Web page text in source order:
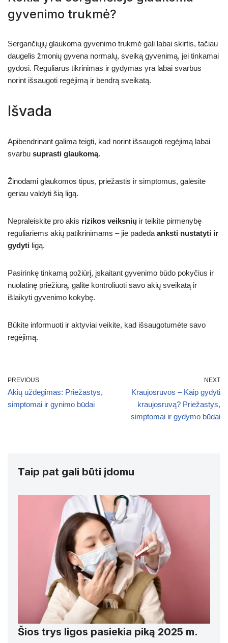
gyvenimo trukmė?
Sergančiųjų glaukoma gyvenimo trukmė gali labai skirtis, tačiau
daugelis žmonių gyvena normalų, sveiką gyvenimą, jei tinkamai
gydosi. Reguliarus tikrinimas ir gydymas yra labai svarbūs
norint išsaugoti regėjimą ir bendrą sveikatą.
Išvada
Apibendrinant galima teigti, kad norint išsaugoti regėjimą labai
svarbu suprasti glaukomą.
Žinodami glaukomos tipus, priežastis ir simptomus, galėsite
geriau valdyti šią ligą.
Nepraleiskite pro akis rizikos veiksnių ir teikite pirmenybę
reguliariems akių patikrinimams – jie padeda anksti nustatyti ir
gydyti ligą.
Pasirinkę tinkamą požiūrį, įskaitant gyvenimo būdo pokyčius ir
nuolatinę priežiūrą, galite kontroliuoti savo akių sveikatą ir
išlaikyti gyvenimo kokybę.
Būkite informuoti ir aktyviai veikite, kad išsaugotumėte savo
regėjimą.
PREVIOUS
Akių uždegimas: Priežastys,
simptomai ir gynimo būdai
NEXT
Kraujosrūvos – Kaip gydyti
kraujosruvą? Priežastys,
simptomai ir gydymo būdai
Taip pat gali būti įdomu
Šios trys ligos pasiekia piką 2025 m.